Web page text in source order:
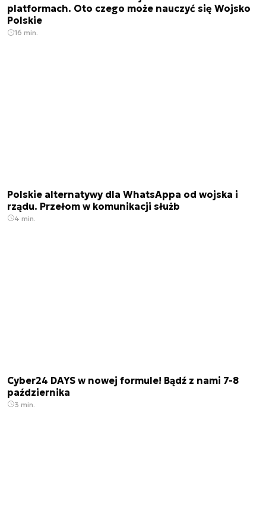
platformach. Oto czego może nauczyć się Wojsko
Polskie
16 min.
Polskie alternatywy dla WhatsAppa od wojska i
rządu. Przełom w komunikacji służb
4 min.
Cyber24 DAYS w nowej formule! Bądź z nami 7-8
października
3 min.